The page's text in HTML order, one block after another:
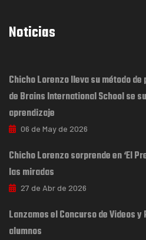
Noticias
Chicho Lorenzo lleva su método
de Brains International School se
aprendizaje
06 de May de 2026
Chicho Lorenzo sorprende en ‘El
las miradas
27 de Abr de 2026
Lanzamos el Concurso de Videos
alumnos